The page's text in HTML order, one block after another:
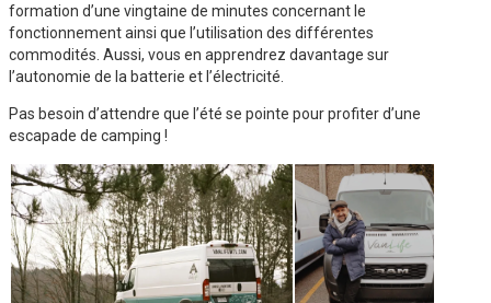
formation d’une vingtaine de minutes concernant le
fonctionnement ainsi que l’utilisation des différentes
commodités. Aussi, vous en apprendrez davantage sur
l’autonomie de la batterie et l’électricité.
Pas besoin d’attendre que l’été se pointe pour profiter d’une
escapade de camping !